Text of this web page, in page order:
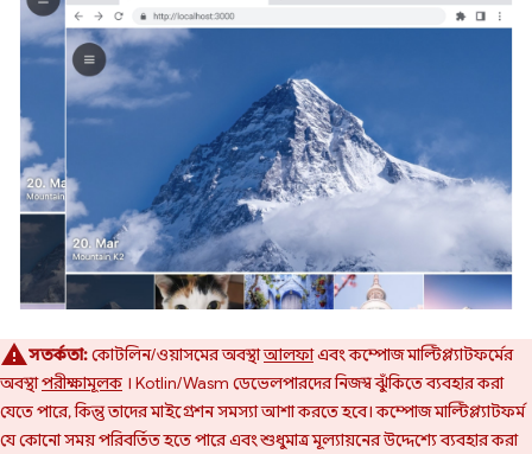
সতর্কতা:কোটলিন/ওয়াসমের অবস্থাআলফাএবং কম্পোজ মাল্টিপ্ল্যাটফর্মের
অবস্থাপরীক্ষামূলক । Kotlin/Wasm ডেভেলপারদের নিজস্ব ঝুঁকিতে ব্যবহার করা
যেতে পারে, কিন্তু তাদের মাইগ্রেশন সমস্যা আশা করতে হবে। কম্পোজ মাল্টিপ্ল্যাটফর্ম
যে কোনো সময় পরিবর্তিত হতে পারে এবং শুধুমাত্র মূল্যায়নের উদ্দেশ্যে ব্যবহার করা